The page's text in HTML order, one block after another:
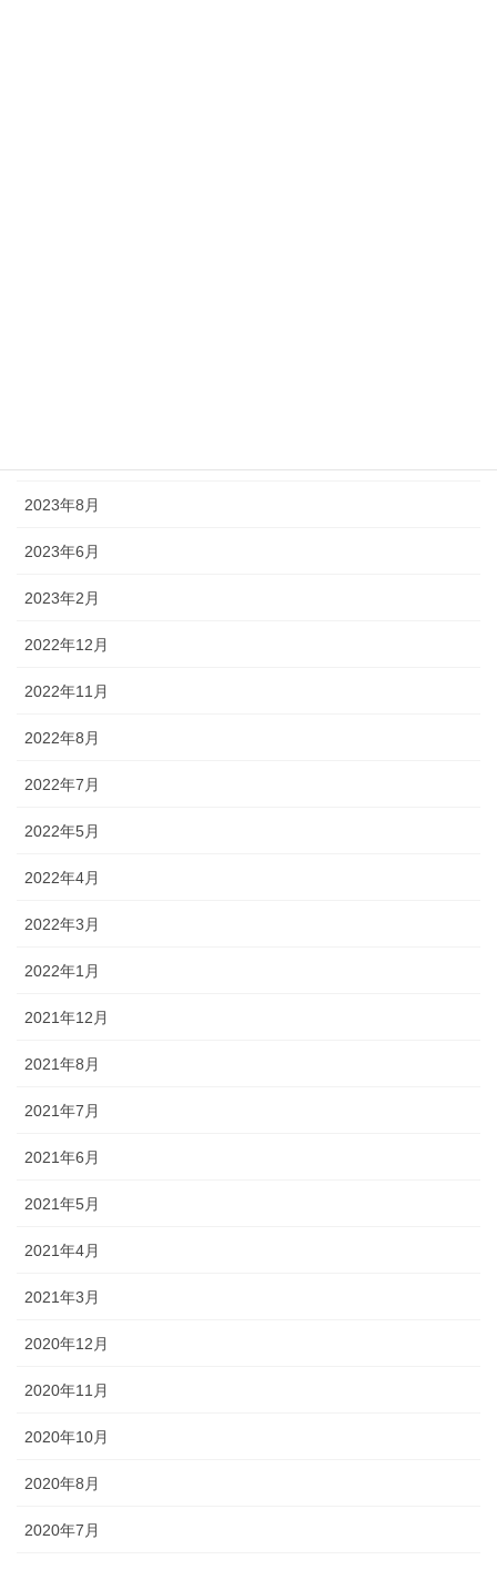
2023年8月
2023年6月
2023年2月
2022年12月
2022年11月
2022年8月
2022年7月
2022年5月
2022年4月
2022年3月
2022年1月
2021年12月
2021年8月
2021年7月
2021年6月
2021年5月
2021年4月
2021年3月
2020年12月
2020年11月
2020年10月
2020年8月
2020年7月